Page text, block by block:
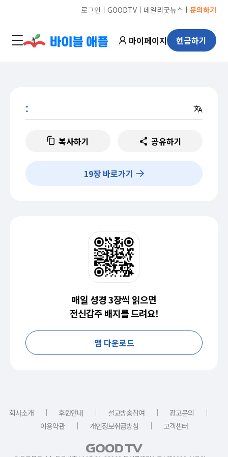
로그인 ㅣ GOODTVㅣ 데일리굿뉴스 ㅣ 문의하기
마이페이지 헌금하기
:
복사하기 공유하기
19장 바로가기
매일 성경 3장씩 읽으면
전신갑주 배지를 드려요!
앱 다운로드
회사소개 ｜ 후원안내 ｜ 설교방송참여 ｜ 광고문의
｜
이용약관
｜ 개인정보취급방침 ｜ 고객센터